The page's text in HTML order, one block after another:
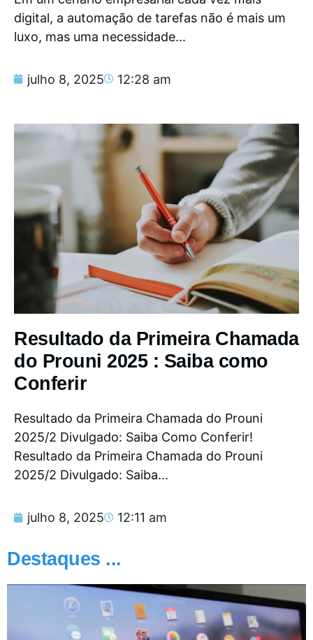
digital, a automação de tarefas não é mais um
luxo, mas uma necessidade...
julho 8, 2025 12:28 am
Resultado da Primeira Chamada
do Prouni 2025 : Saiba como
Conferir
Resultado da Primeira Chamada do Prouni
2025/2 Divulgado: Saiba Como Conferir!
Resultado da Primeira Chamada do Prouni
2025/2 Divulgado: Saiba...
julho 8, 2025 12:11 am
Destaques ...